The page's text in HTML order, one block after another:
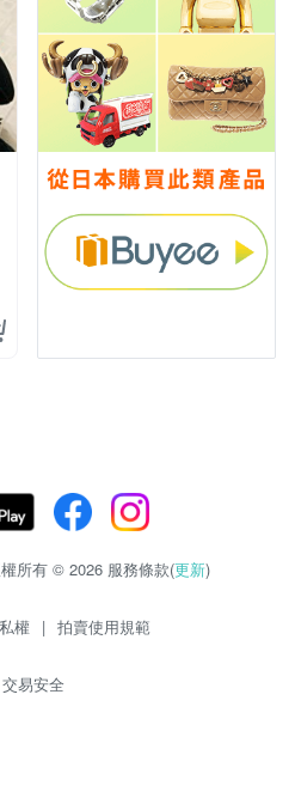
所有 © 2026 服務條款(更新)
權 | 拍賣使用規範
交易安全